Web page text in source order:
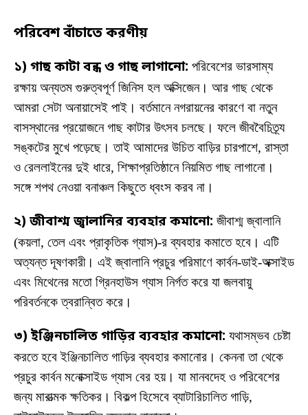
পরিবেশ বাঁচাতে করণীয়
১) গাছ কাটা বন্ধ ও গাছ লাগানো: পরিবেশের ভারসাম্য
রক্ষায় অন্যতম গুরুত্বপূর্ণ জিনিস হল অক্সিজেন। আর গাছ থেকে
আমরা সেটা অনায়াসেই পাই। বর্তমানে নগরায়নের কারণে বা নতুন
বাসস্থানের প্রয়োজনে গাছ কাটার উৎসব চলছে। ফলে জীববৈচিত্র্য
সঙ্কটের মুখে পড়েছে। তাই আমাদের উচিত বাড়ির চারপাশে, রাস্তা
ও রেললাইনের দুই ধারে, শিক্ষাপ্রতিষ্ঠানে নিয়মিত গাছ লাগানো।
সঙ্গে শপথ নেওয়া বনাঞ্চল কিছুতে ধ্বংস করব না।
২) জীবাশ্ম জ্বালানির ব্যবহার কমানো: জীবাশ্ম জ্বালানি
(কয়লা, তেল এবং প্রাকৃতিক গ্যাস)-র ব্যবহার কমাতে হবে। এটি
অত্যন্ত দূষণকারী। এই জ্বালানি প্রচুর পরিমাণে কার্বন-ডাই-অক্সাইড
এবং মিথেনের মতো গ্রিনহাউস গ্যাস নির্গত করে যা জলবায়ু
পরিবর্তনকে ত্বরান্বিত করে।
৩) ইঞ্জিনচালিত গাড়ির ব্যবহার কমানো: যথাসম্ভব চেষ্টা
করতে হবে ইঞ্জিনচালিত গাড়ির ব্যবহার কমানোর। কেননা তা থেকে
প্রচুর কার্বন মনোক্সাইড গ্যাস বের হয়। যা মানবদেহ ও পরিবেশের
জন্য মারাত্মক ক্ষতিকর। বিকল্প হিসেবে ব্যাটারিচালিত গাড়ি,